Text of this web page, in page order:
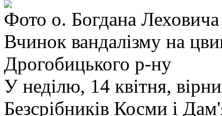
Фото о. Богдана Леховича
Вчинок вандалізму на
Дрогобицького р-ну
У неділю, 14 квітня,
Безсрібників Косми і